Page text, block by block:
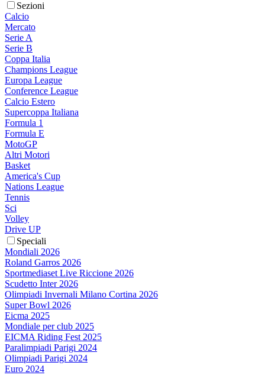
Sezioni
Calcio
Mercato
Serie A
Serie B
Coppa Italia
Champions League
Europa League
Conference League
Calcio Estero
Supercoppa Italiana
Formula 1
Formula E
MotoGP
Altri Motori
Basket
America's Cup
Nations League
Tennis
Sci
Volley
Drive UP
Speciali
Mondiali 2026
Roland Garros 2026
Sportmediaset Live Riccione 2026
Scudetto Inter 2026
Olimpiadi Invernali Milano Cortina 2026
Super Bowl 2026
Eicma 2025
Mondiale per club 2025
EICMA Riding Fest 2025
Paralimpiadi Parigi 2024
Olimpiadi Parigi 2024
Euro 2024